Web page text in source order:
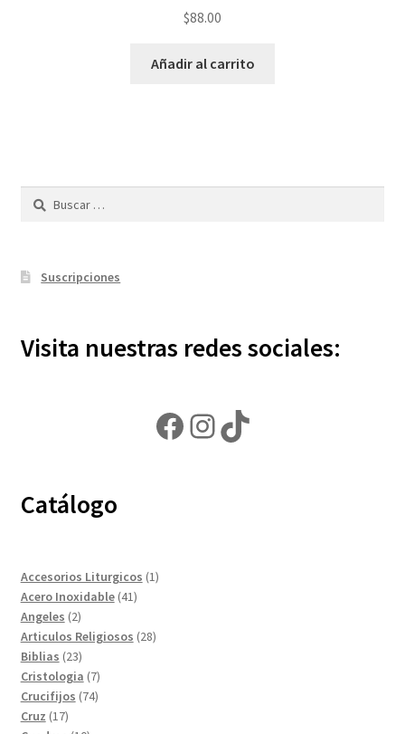
$88.00
Añadir al carrito
Buscar:
Suscripciones
Visita nuestras redes sociales:
Facebook
Instagram
TikTok
Catálogo
Accesorios Liturgicos 11
Acero Inoxidable 4141
Angeles 22
productos
Articulos Religiosos 2828
Biblias 2323
productos
Cristologia 77
productos
Crucifijos 7474
Cruz 1717